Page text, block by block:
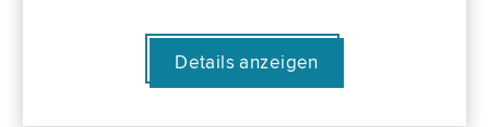
Details anzeigen